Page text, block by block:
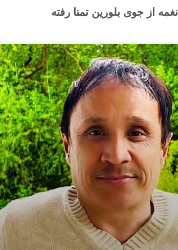
نغمه از جوی بلورین تمنا رفته